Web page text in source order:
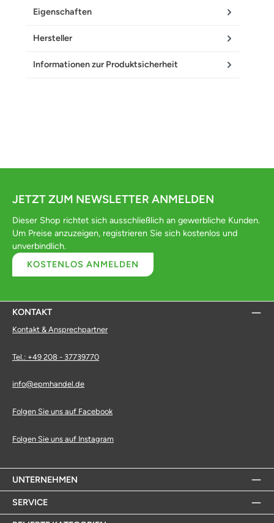
Eigenschaften
Hersteller
Informationen zur Produktsicherheit
JETZT ZUM NEWSLETTER ANMELDEN
Dieser Shop richtet sich ausschließlich an gewerbliche Kunden.
Um Preise anzuzeigen, registrieren Sie sich kostenlos und
unverbindlich.
KOSTENLOS ANMELDEN
KONTAKT
Kontakt & Ansprechpartner
Tel.: +49 208 - 37739770
info@epmhandel.de
Folgen Sie uns auf Facebook
Folgen Sie uns auf Instagram
UNTERNEHMEN
SERVICE